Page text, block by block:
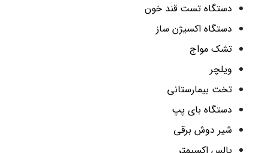
دستگاه تست قند خون
دستگاه اکسیژن ساز
تشک مواج
ویلچر
تخت بیمارستانی
دستگاه بای پپ
شیر دوش برقی